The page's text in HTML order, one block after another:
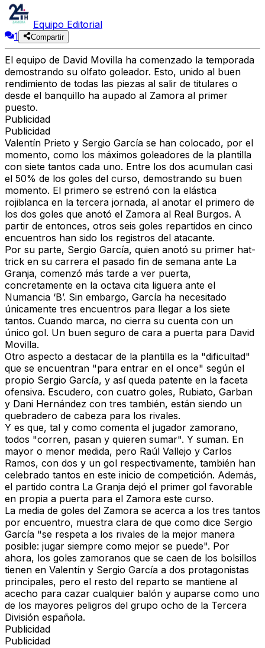
Equipo Editorial
1
Compartir
El equipo de David Movilla ha comenzado la temporada
demostrando su olfato goleador. Esto, unido al buen
rendimiento de todas las piezas al salir de titulares o
desde el banquillo ha aupado al Zamora al primer
puesto.
Publicidad
Publicidad
Valentín Prieto y Sergio García se han colocado, por el
momento, como los máximos goleadores de la plantilla
con siete tantos cada uno. Entre los dos acumulan casi
el 50% de los goles del curso, demostrando su buen
momento. El primero se estrenó con la elástica
rojiblanca en la tercera jornada, al anotar el primero de
los dos goles que anotó el Zamora al Real Burgos. A
partir de entonces, otros seis goles repartidos en cinco
encuentros han sido los registros del atacante.
Por su parte, Sergio García, quien anotó su primer hat-
trick en su carrera el pasado fin de semana ante La
Granja, comenzó más tarde a ver puerta,
concretamente en la octava cita liguera ante el
Numancia ‘B’. Sin embargo, García ha necesitado
únicamente tres encuentros para llegar a los siete
tantos. Cuando marca, no cierra su cuenta con un
único gol. Un buen seguro de cara a puerta para David
Movilla.
Otro aspecto a destacar de la plantilla es la "dificultad"
que se encuentran "para entrar en el once" según el
propio Sergio García, y así queda patente en la faceta
ofensiva. Escudero, con cuatro goles, Rubiato, Garban
y Dani Hernández con tres también, están siendo un
quebradero de cabeza para los rivales.
Y es que, tal y como comenta el jugador zamorano,
todos "corren, pasan y quieren sumar". Y suman. En
mayor o menor medida, pero Raúl Vallejo y Carlos
Ramos, con dos y un gol respectivamente, también han
celebrado tantos en este inicio de competición. Además,
el partido contra La Granja dejó el primer gol favorable
en propia a puerta para el Zamora este curso.
La media de goles del Zamora se acerca a los tres tantos
por encuentro, muestra clara de que como dice Sergio
García "se respeta a los rivales de la mejor manera
posible: jugar siempre como mejor se puede". Por
ahora, los goles zamoranos que se caen de los bolsillos
tienen en Valentín y Sergio García a dos protagonistas
principales, pero el resto del reparto se mantiene al
acecho para cazar cualquier balón y auparse como uno
de los mayores peligros del grupo ocho de la Tercera
División española.
Publicidad
Publicidad